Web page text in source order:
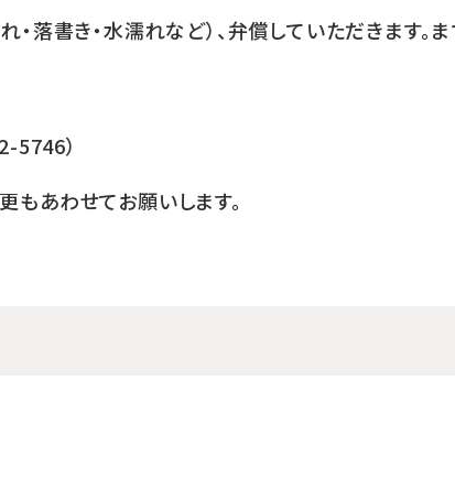
落書き・水濡れなど）、弁償していただきます。
）
あわせてお願いします。